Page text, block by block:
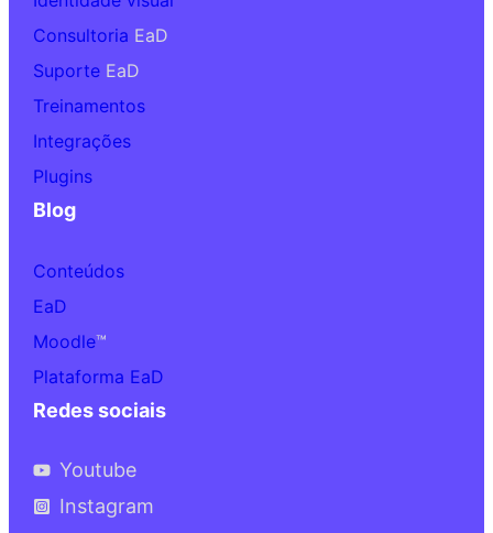
Consultoria EaD
Suporte EaD
Treinamentos
Integrações
Plugins
Blog
Conteúdos
EaD
Moodle™
Plataforma EaD
Redes sociais
Youtube
Instagram